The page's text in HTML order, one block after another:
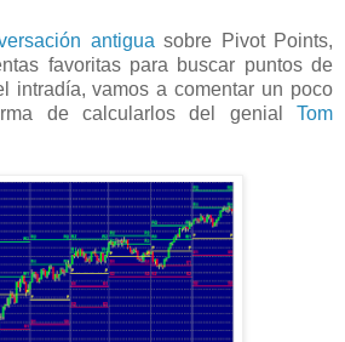
antigua sobre Pivot Points,
favoritas para buscar puntos de
intradía, vamos a comentar un poco
de calcularlos del genial Tom